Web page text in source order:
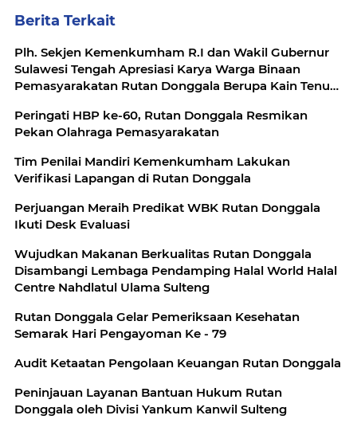
Berita Terkait
Plh. Sekjen Kemenkumham R.I dan Wakil Gubernur
Sulawesi Tengah Apresiasi Karya Warga Binaan
Pemasyarakatan Rutan Donggala Berupa Kain Tenun
Peringati HBP ke-60, Rutan Donggala Resmikan
Pekan Olahraga Pemasyarakatan
Tim Penilai Mandiri Kemenkumham Lakukan
Verifikasi Lapangan di Rutan Donggala
Perjuangan Meraih Predikat WBK Rutan Donggala
Ikuti Desk Evaluasi
Wujudkan Makanan Berkualitas Rutan Donggala
Disambangi Lembaga Pendamping Halal World Halal
Centre Nahdlatul Ulama Sulteng
Rutan Donggala Gelar Pemeriksaan Kesehatan
Semarak Hari Pengayoman Ke - 79
Audit Ketaatan Pengolaan Keuangan Rutan Donggala
Peninjauan Layanan Bantuan Hukum Rutan
Donggala oleh Divisi Yankum Kanwil Sulteng